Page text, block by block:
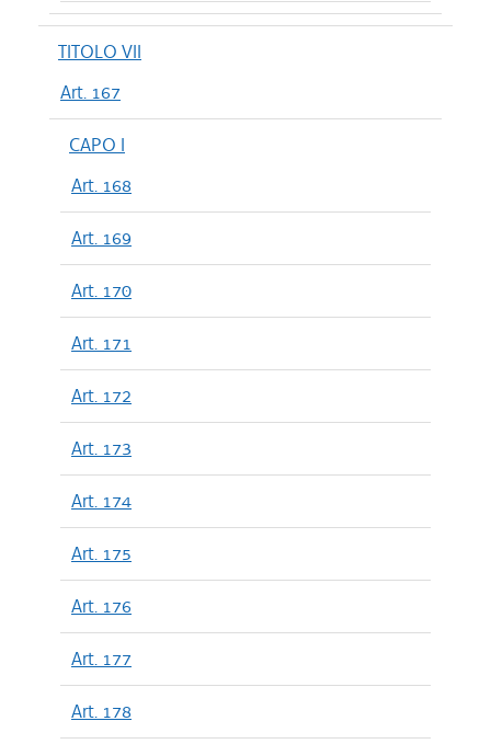
TITOLO VII
Art. 167
CAPO I
Art. 168
Art. 169
Art. 170
Art. 171
Art. 172
Art. 173
Art. 174
Art. 175
Art. 176
Art. 177
Art. 178